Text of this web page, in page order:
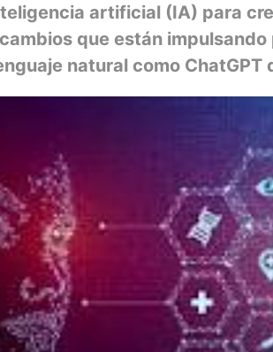
artificial (IA) para
que están impulsando
natural como ChatGPT